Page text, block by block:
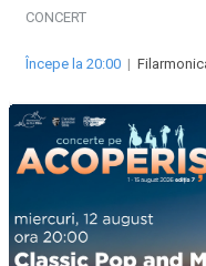
CONCERT
Începe la 20:00 |